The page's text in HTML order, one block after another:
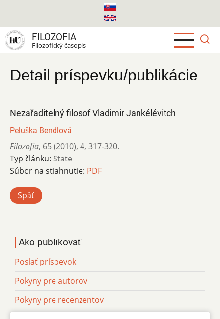
hlavný
obsah
FILOZOFIA
Filozofický časopis
Detail príspevku/publikácie
Nezařaditelný filosof Vladimir Jankélévitch
Peluška Bendlová
Filozofia, 65 (2010), 4, 317-320.
Typ článku: State
Súbor na stiahnutie: PDF
Späť
Ako publikovať
Poslať príspevok
Pokyny pre autorov
Pokyny pre recenzentov